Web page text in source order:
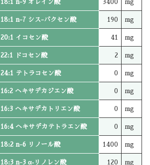
18:1 n-9 オレイン酸 3400 mg
18:1 n-7 シス-バクセン酸 190 mg
20:1 イコセン酸 41 mg
22:1 ドコセン酸 2 mg
24:1 テトラコセン酸 0 mg
16:2 ヘキサデカジエン酸 0 mg
16:3 ヘキサデカトリエン酸 0 mg
16:4 ヘキサデカテトラエン酸 0 mg
18:2 n-6 リノール酸 1400 mg
18:3 n-3 α‐リノレン酸 120 mg